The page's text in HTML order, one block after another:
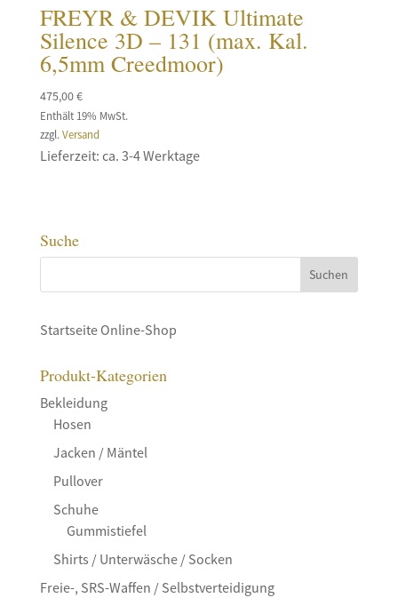
FREYR & DEVIK Ultimate
Silence 3D – 131 (max. Kal.
6,5mm Creedmoor)
475,00€
Enthält 19% MwSt.
zzgl. Versand
Lieferzeit: ca. 3-4 Werktage
Suche
Startseite Online-Shop
Produkt-Kategorien
Bekleidung
Hosen
Jacken / Mäntel
Pullover
Schuhe
Gummistiefel
Shirts / Unterwäsche / Socken
Freie-, SRS-Waffen / Selbstverteidigung